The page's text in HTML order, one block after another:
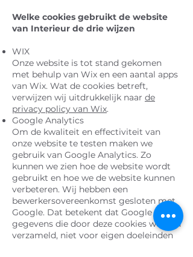
Welke cookies gebruikt de website
van Interieur de drie wijzen
WIX
Onze website is tot stand gekomen
met behulp van Wix en een aantal apps
van Wix. Wat de cookies betreft,
verwijzen wij uitdrukkelijk naar de
privacy policy van Wix.
Google Analytics
Om de kwaliteit en effectiviteit van
onze website te testen maken we
gebruik van Google Analytics. Zo
kunnen we zien hoe de website wordt
gebruikt en hoe we de website kunnen
verbeteren. Wij hebben een
bewerkersovereenkomst gesloten met
Google. Dat betekent dat Google de
gegevens die door deze cookies worden
verzameld, niet voor eigen doeleinden